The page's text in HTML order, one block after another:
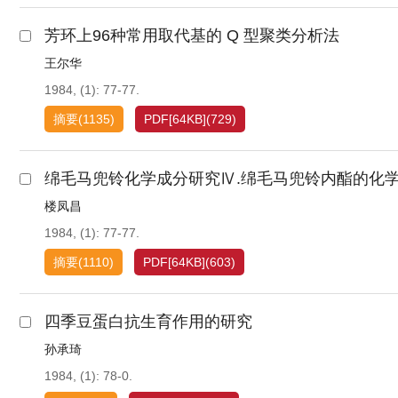
芳环上96种常用取代基的 Q 型聚类分析法
王尔华
1984, (1): 77-77.
摘要(1135) PDF[64KB](729)
绵毛马兜铃化学成分研究Ⅳ.绵毛马兜铃内酯的化
楼凤昌
1984, (1): 77-77.
摘要(1110) PDF[64KB](603)
四季豆蛋白抗生育作用的研究
孙承琦
1984, (1): 78-0.